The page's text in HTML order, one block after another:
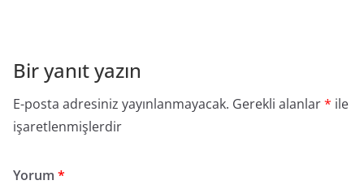
Bir yanıt yazın
E-posta adresiniz yayınlanmayacak. Gerekli alanlar* ile
işaretlenmişlerdir
Yorum *